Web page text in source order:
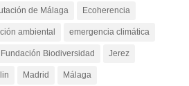
de Málaga Ecoherencia
ambiental emergencia climática
Fundación Biodiversidad Jerez
Madrid Málaga